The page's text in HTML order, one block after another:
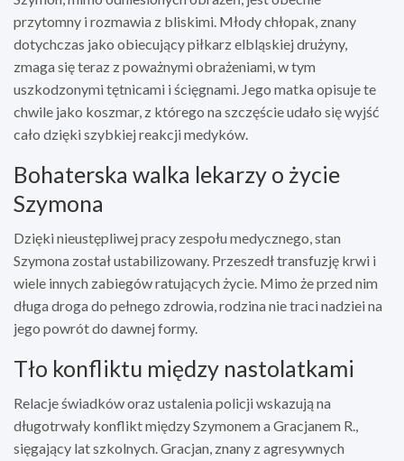
przytomny i rozmawia z bliskimi. Młody chłopak, znany
dotychczas jako obiecujący piłkarz elbląskiej drużyny,
zmaga się teraz z poważnymi obrażeniami, w tym
uszkodzonymi tętnicami i ścięgnami. Jego matka opisuje te
chwile jako koszmar, z którego na szczęście udało się wyjść
cało dzięki szybkiej reakcji medyków.
Bohaterska walka lekarzy o życie
Szymona
Dzięki nieustępliwej pracy zespołu medycznego, stan
Szymona został ustabilizowany. Przeszedł transfuzję krwi i
wiele innych zabiegów ratujących życie. Mimo że przed nim
długa droga do pełnego zdrowia, rodzina nie traci nadziei na
jego powrót do dawnej formy.
Tło konfliktu między nastolatkami
Relacje świadków oraz ustalenia policji wskazują na
długotrwały konflikt między Szymonem a Gracjanem R.,
sięgający lat szkolnych. Gracjan, znany z agresywnych